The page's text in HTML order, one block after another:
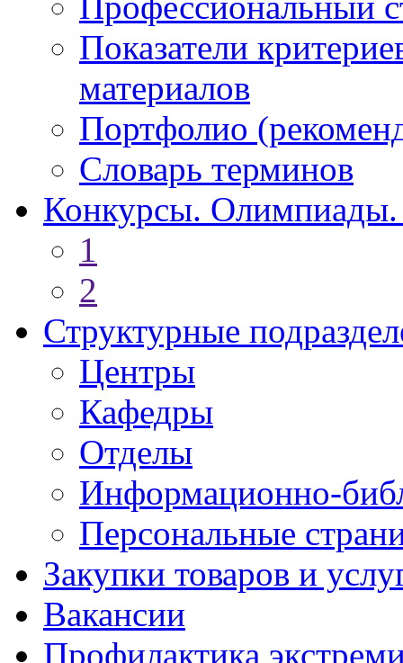
Показатели
материалов
Портфолио
Словарь терминов
Конкурсы.
1
2
Структурные
Центры
Кафедры
Отделы
Информационно-
Персональные
Закупки товаров и
Вакансии
Профилактика